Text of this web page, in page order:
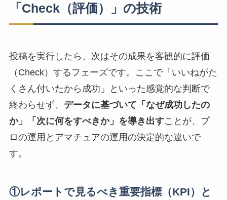
「Check（評価）」の技術
投稿を実行したら、次はその成果を客観的に評価
（Check）するフェーズです。ここで「いいねがた
くさん付いたから成功」といった感覚的な判断で
終わらせず、 データに基づいて「なぜ成功したの
か」「次に何をすべきか」を導き出すことが、プ
ロの運用とアマチュアの運用の決定的な違いで
す。
①レポートで見るべき重要指標（KPI）と